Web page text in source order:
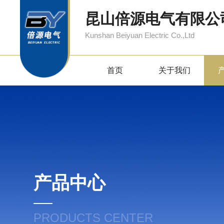
昆山倍源电气有限公
Kunshan Beiyuan Electric Co.,Ltd
首页 关于我们
产品中心
PRODUCTS CENTER